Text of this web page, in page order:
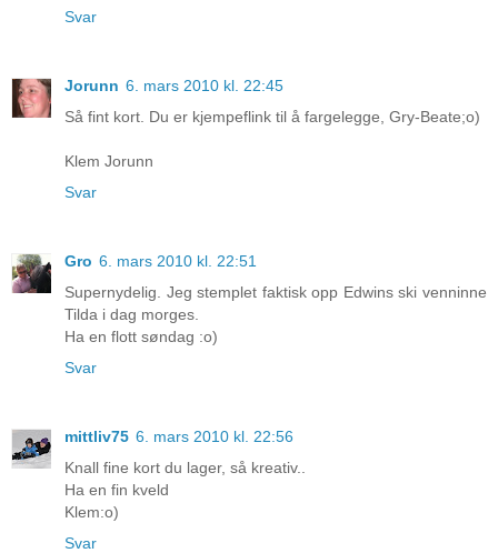
Svar
Jorunn 6. mars 2010 kl. 22:45
Så fint kort. Du er kjempeflink til å fargelegge, Gry-Beate;o)
Klem Jorunn
Svar
Gro 6. mars 2010 kl. 22:51
Supernydelig. Jeg stemplet faktisk opp Edwins ski venninne
Tilda i dag morges.
Ha en flott søndag :o)
Svar
mittliv75 6. mars 2010 kl. 22:56
Knall fine kort du lager, så kreativ..
Ha en fin kveld
Klem:o)
Svar